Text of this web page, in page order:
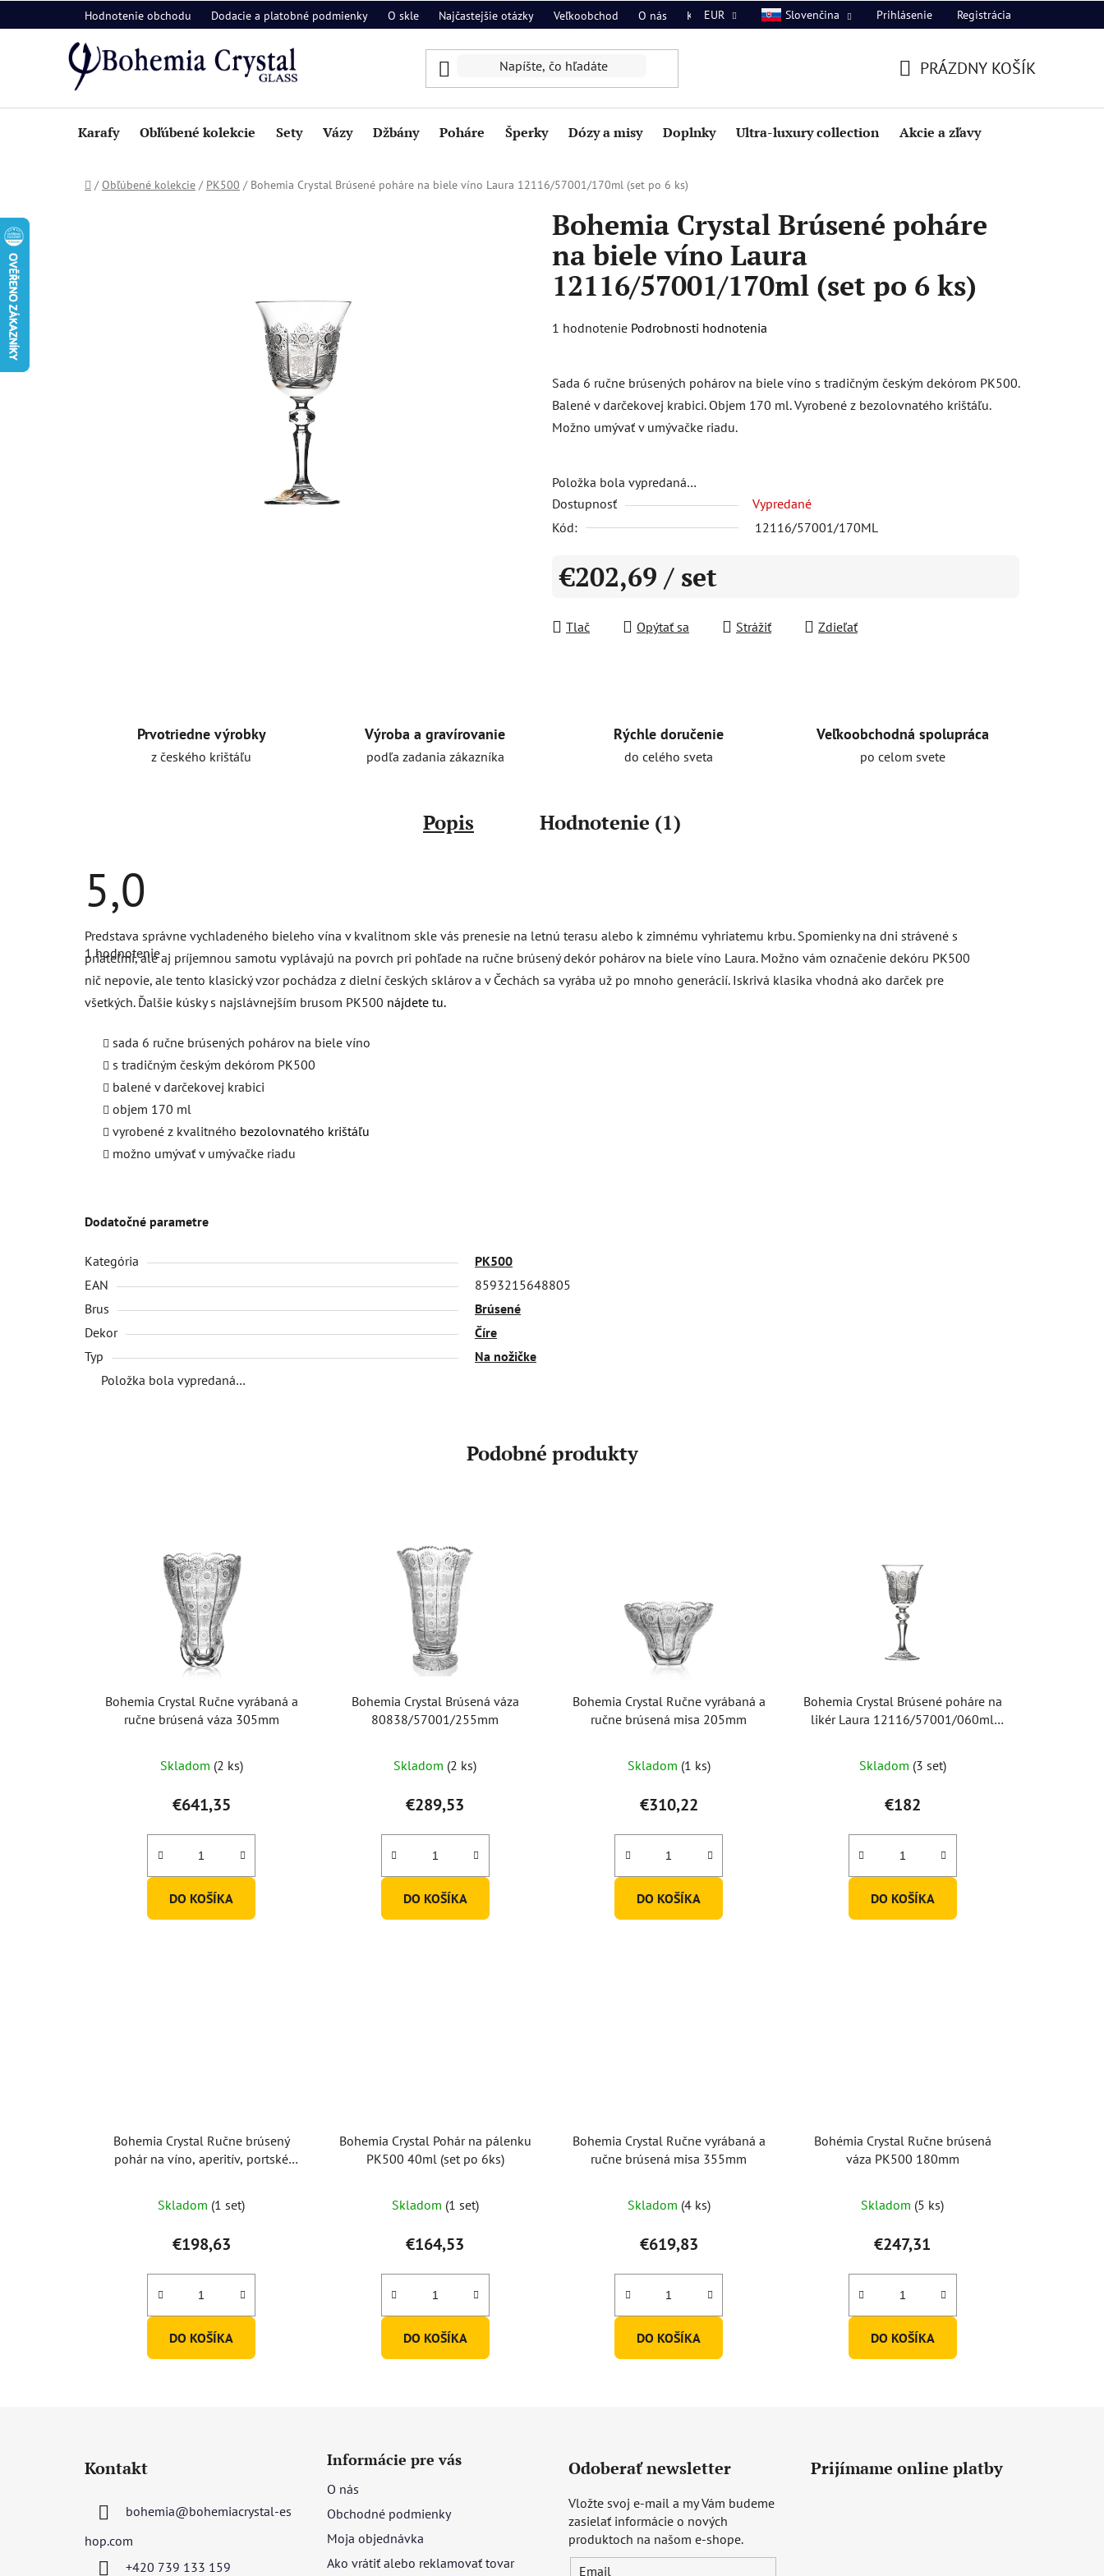
na
Hodnotenie obchodu Dodacie a platobné podmienky O skle Najčastejšie otázky Veľkoobchod O nás Kontakt
EUR Slovenčina Prihlásenie Registrácia
KOŠÍK
PRÁZDNY KOŠÍK
Karafy Obľúbené kolekcie Sety Vázy Džbány Poháre Šperky Dózy a misy Doplnky Ultra-luxury collection Akcie a zľavy
Domov
/ Obľúbené kolekcie / PK500 / Bohemia Crystal Brúsené poháre na biele víno Laura 12116/57001/170ml (set po 6 ks)
Bohemia Crystal Brúsené poháre
na biele víno Laura
12116/57001/170ml (set po 6 ks)
Priemerné
je
5,0
z
hviezdičiek.
1 hodnotenie Podrobnosti hodnotenia
Sada 6 ručne brúsených pohárov na biele víno s tradičným českým dekórom PK500.
Balené v darčekovej krabici. Objem 170 ml. Vyrobené z bezolovnatého krištáľu.
Možno umývať v umývačke riadu.
Položka bola vypredaná…
Dostupnosť
Vypredané
Kód:
12116/57001/170ML
€202,69 / set
Tlač
Opýtať sa Strážiť Zdieľať
Prvotriedne výrobky
z českého krištáľu
Výroba a gravírovanie
podľa zadania zákazníka
Rýchle doručenie
do celého sveta
Veľkoobchodná spolupráca
po celom svete
Popis Hodnotenie (1)
5,0
Priemerné
hodnotenie
produktu
je
5,0
5
1 hodnotenie
Predstava správne vychladeného bieleho vína v kvalitnom skle vás prenesie na letnú terasu alebo k zimnému vyhriatemu krbu. Spomienky na dni strávené s
priateľmi, ale aj príjemnou samotu vyplávajú na povrch pri pohľade na ručne brúsený dekór pohárov na biele víno Laura. Možno vám označenie dekóru PK500
nič nepovie, ale tento klasický vzor pochádza z dielní českých sklárov a v Čechách sa vyrába už po mnoho generácií. Iskrivá klasika vhodná ako darček pre
všetkých. Ďalšie kúsky s najslávnejším brusom PK500 nájdete tu.
sada 6 ručne brúsených pohárov na biele víno
s tradičným českým dekórom PK500
balené v darčekovej krabici
objem 170 ml
vyrobené z kvalitného bezolovnatého krištáľu
možno umývať v umývačke riadu
Dodatočné parametre
Kategória
PK500
EAN
8593215648805
Brus
Brúsené
Dekor
Číre
Typ
Na nožičke
Položka bola vypredaná…
Podobné produkty
Bohemia Crystal Ručne vyrábaná a
ručne brúsená váza 305mm
Skladom (2 ks)
€641,35
DO KOŠÍKA
Bohemia Crystal Brúsená váza
80838/57001/255mm
hodnotenie
produktu
je
5,0
z
hviezdičiek.
Skladom (2 ks)
€289,53
DO KOŠÍKA
Bohemia Crystal Ručne vyrábaná a
ručne brúsená misa 205mm
Skladom (1 ks)
€310,22
DO KOŠÍKA
Bohemia Crystal Brúsené poháre na
likér Laura 12116/57001/060ml
Skladom (3 set)
€182
DO KOŠÍKA
Bohemia Crystal Ručne brúsený
pohár na víno, aperitív, portské
Skladom (1 set)
€198,63
DO KOŠÍKA
Bohemia Crystal Pohár na pálenku
PK500 40ml (set po 6ks)
Skladom (1 set)
€164,53
DO KOŠÍKA
Bohemia Crystal Ručne vyrábaná a
ručne brúsená misa 355mm
Skladom (4 ks)
€619,83
DO KOŠÍKA
Bohémia Crystal Ručne brúsená
váza PK500 180mm
Skladom (5 ks)
€247,31
DO KOŠÍKA
Kontakt
bohemia@bohemiacrystal-es
hop.com
+420 739 133 159
Informácie pre vás
O nás
Obchodné podmienky
Moja objednávka
Ako vrátiť alebo reklamovať tovar
Odoberať newsletter
Vložte svoj e-mail a my Vám budeme
zasielať informácie o nových
produktoch na našom e-shope.
Email
Prijímame online platby